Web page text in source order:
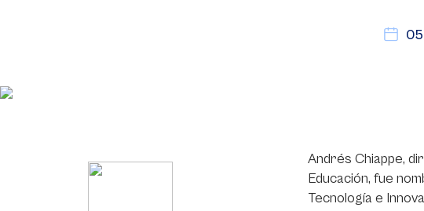
Andrés Chiappe,
Educación, fue
Tecnología e